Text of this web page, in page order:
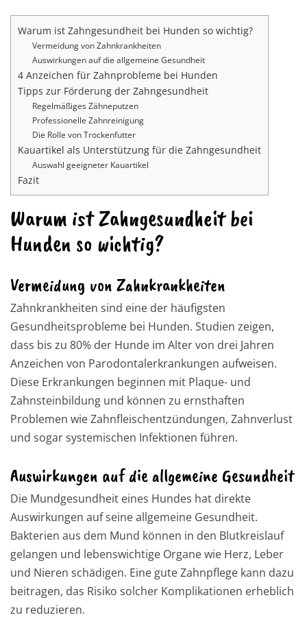
Warum ist Zahngesundheit bei Hunden so wichtig?
Vermeidung von Zahnkrankheiten
Auswirkungen auf die allgemeine Gesundheit
4 Anzeichen für Zahnprobleme bei Hunden
Tipps zur Förderung der Zahngesundheit
Regelmäßiges Zähneputzen
Professionelle Zahnreinigung
Die Rolle von Trockenfutter
Kauartikel als Unterstützung für die Zahngesundheit
Auswahl geeigneter Kauartikel
Fazit
Warum ist Zahngesundheit bei
Hunden so wichtig?
Vermeidung von Zahnkrankheiten
Zahnkrankheiten sind eine der häufigsten
Gesundheitsprobleme bei Hunden. Studien zeigen,
dass bis zu 80% der Hunde im Alter von drei Jahren
Anzeichen von Parodontalerkrankungen aufweisen.
Diese Erkrankungen beginnen mit Plaque- und
Zahnsteinbildung und können zu ernsthaften
Problemen wie Zahnfleischentzündungen, Zahnverlust
und sogar systemischen Infektionen führen.
Auswirkungen auf die allgemeine Gesundheit
Die Mundgesundheit eines Hundes hat direkte
Auswirkungen auf seine allgemeine Gesundheit.
Bakterien aus dem Mund können in den Blutkreislauf
gelangen und lebenswichtige Organe wie Herz, Leber
und Nieren schädigen. Eine gute Zahnpflege kann dazu
beitragen, das Risiko solcher Komplikationen erheblich
zu reduzieren.